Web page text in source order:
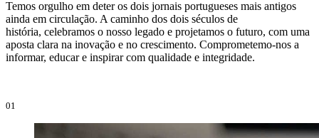
Temos orgulho em deter os dois jornais portugueses mais antigos
ainda em circulação. A caminho dos dois séculos de
história, celebramos o nosso legado e projetamos o futuro, com uma
aposta clara na inovação e no crescimento. Comprometemo-nos a
informar, educar e inspirar com qualidade e integridade.
01